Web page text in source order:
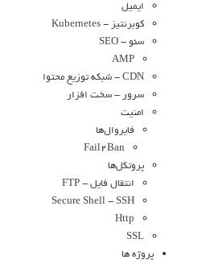
ایمیل
کوبرنتیز - Kubernetes
سئو - SEO
AMP
CDN - شبکه توزیع محتوا
سرور - سخت افزار
امنیت
فایروال‌ها
Fail2Ban
پروتکل‌ها
انتقال فایل - FTP
Secure Shell - SSH
Http
SSL
پروژه ها